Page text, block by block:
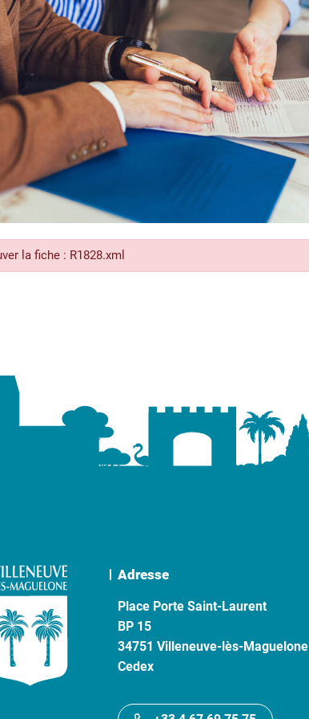
la fiche : R1828.xml
Adresse
Place Porte Saint-Laurent
BP 15
34751 Villeneuve-lès-Maguelone
Cedex